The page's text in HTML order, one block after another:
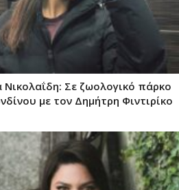
Νικολαΐδη: Σε ζωολογικό πάρκο
με τον Δημήτρη Φιντιρίκο